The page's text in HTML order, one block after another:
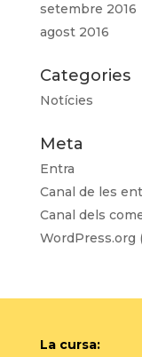
setembre 2016
agost 2016
Categories
Notícies
Meta
Entra
Canal de les
Canal dels
WordPress.org
La cursa: